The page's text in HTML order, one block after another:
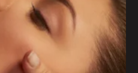
üzerindeki etkilerini
hem de zihinsel
için …